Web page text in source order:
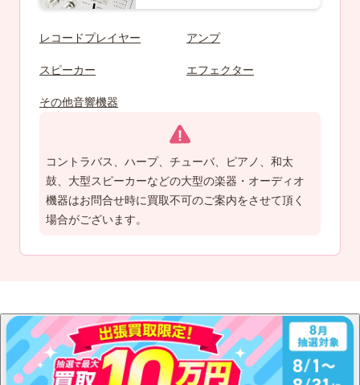
レコードプレイヤー アンプ
スピーカー エフェクター
その他音響機器
コントラバス、ハープ、チューバ、ピアノ、和太
鼓、大型スピーカーなどの大型の楽器・オーディオ
機器はお問合せ時に買取不可のご案内をさせて頂く
場合がございます。